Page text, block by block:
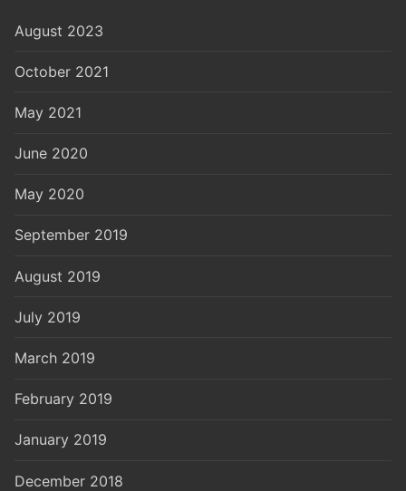
August 2023
October 2021
May 2021
June 2020
May 2020
September 2019
August 2019
July 2019
March 2019
February 2019
January 2019
December 2018